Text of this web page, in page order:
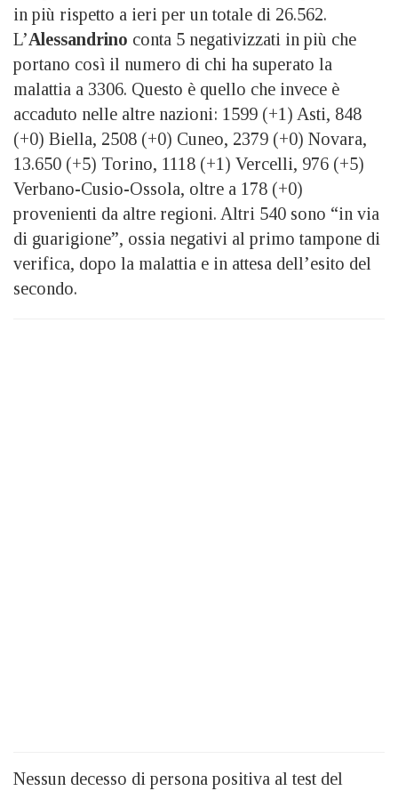
in più rispetto a ieri per un totale di 26.562.
L’Alessandrino conta 5 negativizzati in più che
portano così il numero di chi ha superato la
malattia a 3306. Questo è quello che invece è
accaduto nelle altre nazioni: 1599 (+1) Asti, 848
(+0) Biella, 2508 (+0) Cuneo, 2379 (+0) Novara,
13.650 (+5) Torino, 1118 (+1) Vercelli, 976 (+5)
Verbano-Cusio-Ossola, oltre a 178 (+0)
provenienti da altre regioni. Altri 540 sono “in via
di guarigione”, ossia negativi al primo tampone di
verifica, dopo la malattia e in attesa dell’esito del
secondo.
Nessun decesso di persona positiva al test del